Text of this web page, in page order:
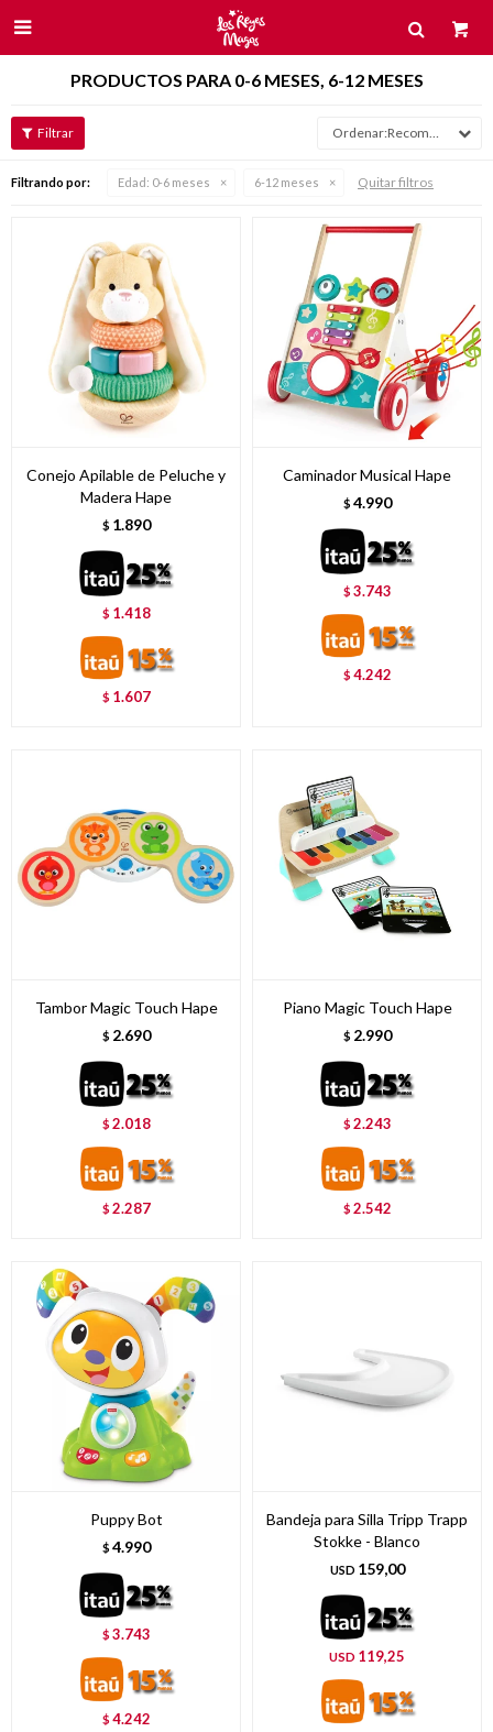

PRODUCTOS PARA 0-6 MESES, 6-12 MESES
Recomendados
Filtrando por: Edad: 0-6 meses 6-12 meses Quitar filtros
Conejo Apilable de Peluche y
Madera Hape
$ 1.890
$ 1.418
$ 1.607
Caminador Musical Hape
$ 4.990
$3.743
$4.242
Tambor Magic Touch Hape
$ 2.690
$2.018
$2.287
Piano Magic Touch Hape
$ 2.990
$2.243
$2.542
Puppy Bot
$ 4.990
$3.743
$4.242
Bandeja para Silla Tripp Trapp
Stokke - Blanco
USD 159,00
USD 119,25